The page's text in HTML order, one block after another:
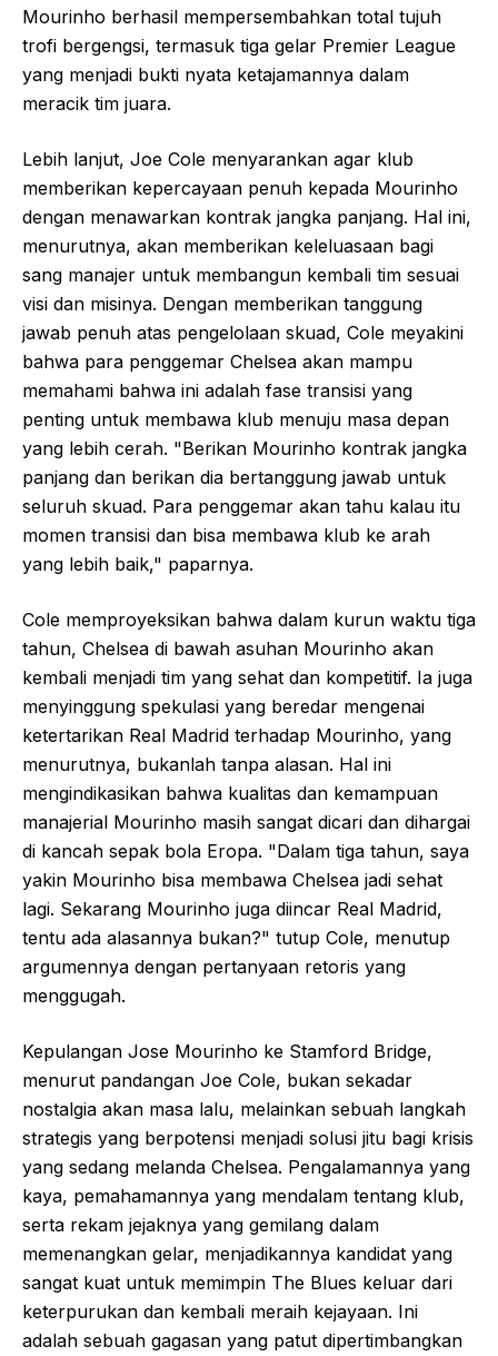
Mourinho berhasil mempersembahkan total tujuh
trofi bergengsi, termasuk tiga gelar Premier League
yang menjadi bukti nyata ketajamannya dalam
meracik tim juara.
Lebih lanjut, Joe Cole menyarankan agar klub
memberikan kepercayaan penuh kepada Mourinho
dengan menawarkan kontrak jangka panjang. Hal ini,
menurutnya, akan memberikan keleluasaan bagi
sang manajer untuk membangun kembali tim sesuai
visi dan misinya. Dengan memberikan tanggung
jawab penuh atas pengelolaan skuad, Cole meyakini
bahwa para penggemar Chelsea akan mampu
memahami bahwa ini adalah fase transisi yang
penting untuk membawa klub menuju masa depan
yang lebih cerah. "Berikan Mourinho kontrak jangka
panjang dan berikan dia bertanggung jawab untuk
seluruh skuad. Para penggemar akan tahu kalau itu
momen transisi dan bisa membawa klub ke arah
yang lebih baik," paparnya.
Cole memproyeksikan bahwa dalam kurun waktu tiga
tahun, Chelsea di bawah asuhan Mourinho akan
kembali menjadi tim yang sehat dan kompetitif. Ia juga
menyinggung spekulasi yang beredar mengenai
ketertarikan Real Madrid terhadap Mourinho, yang
menurutnya, bukanlah tanpa alasan. Hal ini
mengindikasikan bahwa kualitas dan kemampuan
manajerial Mourinho masih sangat dicari dan dihargai
di kancah sepak bola Eropa. "Dalam tiga tahun, saya
yakin Mourinho bisa membawa Chelsea jadi sehat
lagi. Sekarang Mourinho juga diincar Real Madrid,
tentu ada alasannya bukan?" tutup Cole, menutup
argumennya dengan pertanyaan retoris yang
menggugah.
Kepulangan Jose Mourinho ke Stamford Bridge,
menurut pandangan Joe Cole, bukan sekadar
nostalgia akan masa lalu, melainkan sebuah langkah
strategis yang berpotensi menjadi solusi jitu bagi krisis
yang sedang melanda Chelsea. Pengalamannya yang
kaya, pemahamannya yang mendalam tentang klub,
serta rekam jejaknya yang gemilang dalam
memenangkan gelar, menjadikannya kandidat yang
sangat kuat untuk memimpin The Blues keluar dari
keterpurukan dan kembali meraih kejayaan. Ini
adalah sebuah gagasan yang patut dipertimbangkan